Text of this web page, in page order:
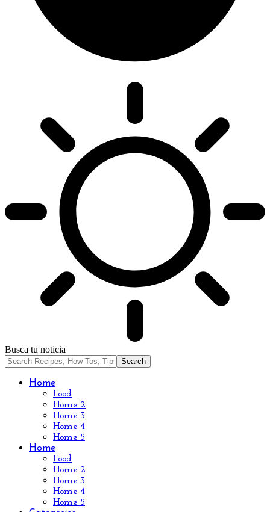
Busca tu noticia
Home
Food
Home 2
Home 3
Home 4
Home 5
Home
Food
Home 2
Home 3
Home 4
Home 5